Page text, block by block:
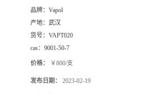
品牌： Vapol
产地： 武汉
货号： VAPT020
cas： 9001-50-7
价格： ￥800/支
发布日期： 2023-02-19